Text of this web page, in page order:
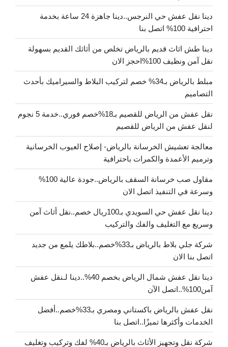
دينا نقل عفش حي النرجس..دينا جاهزة 24 ساعة بخدمة
احترافية 100% اتصل بنا
دينا طش اثاث قديم بالرياض تخلص من أثاثك القديم بسهولة
نقل آمن ونظيف 100%احجز الان
مبلط بالرياض بـ34% خصم لتركيب البلاط والسيراميك بأحدث
التصاميم
نقل عفش من الرياض للقصيم بـ18%خصم فوري..خدمة 5 نجوم
لنقل عفش من الرياض للقصيم
معالجة تعشيش الخرسانة بالرياض- إصلاح العيوب الخرسانية
وترميم الأعمدة والكمرات باحترافية
مقاول صب خرسانة السقف بالرياض..جودة عالية 100%
وسرعة في التنفيذ اتصل الان
دينا نقل عفش حي السويدي بـ100ريال خصم..نقل أثاث آمن
وسريع مع التغليف والفك والتركيب
شركة جلي بلاط بالرياض بـ33%خصم..بلاطك يلمع من جديد
اتصل بنا الان
دينا نقل عفش شمال الرياض بخصم 40%..دينا لـنقل عفش
آمن100%..اتصل الآن
نقل عفش بالرياض باكستاني ومصري بـ33%خصم..أفضل
الخدمات وأكثرها تميزًا..اتصل بنا
شركة نقل وتجهيز الأثاث بالرياض بـ40% لفك وتركيب وتغليف